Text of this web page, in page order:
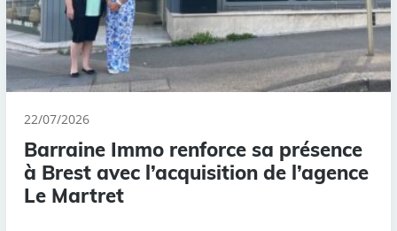
22/07/2026
Barraine Immo renforce sa présence
à Brest avec l’acquisition de l’agence
Le Martret